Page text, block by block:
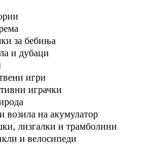
за бебиња
и дубаци
игри
играчки
возила на акумулатор
лизгалки и трамболини
и велосипеди